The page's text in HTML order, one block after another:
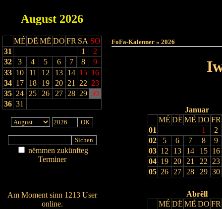
August 2026
MÉ DË MË DO FR SA SO
31
1
2
32
3 4 5 6 7 8
9
33 10 11 12 13 14 15 16
34 17 18 19 20 21 22 23
35 24 25 26 27 28 29 30
36 31
nëmmen zukünfteg
Terminer
Am Moment sinn 1213 User
online.
FoFa-Kalenner » 2026
Januar
MÉ DË MË DO FR
01
1
2
02
5 6 7 8
9
03 12 13 14 15
16
04 19 20 21 22
23
05 26 27 28 29 30
Abrëll
MÉ DË MË DO FR